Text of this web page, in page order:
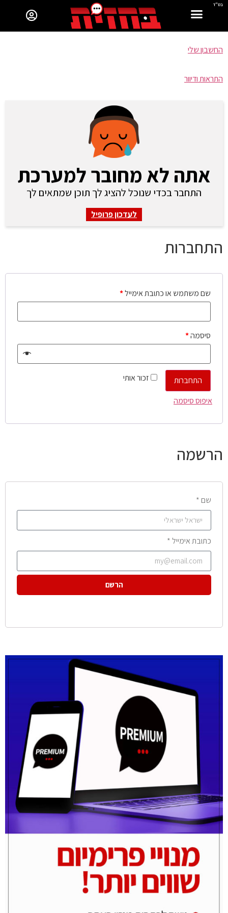
בס"ד
החשבון שלי
התראות ודיוור
אתה לא מחובר למערכת
התחבר בכדי שנוכל להציג לך תוכן שמתאים לך
לעדכון פרופיל
התחברות
שם משתמש או כתובת אימייל*
סיסמה*
זכור אותי
התחברות
איפוס סיסמה
הרשמה
שם *
כתובת אימייל *
הרשם